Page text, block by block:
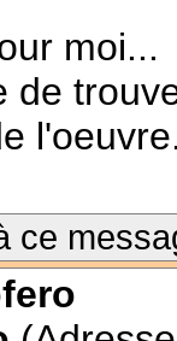
moi...
de
ce